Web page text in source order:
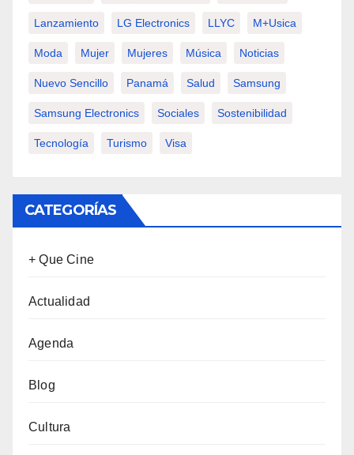
Lanzamiento LG Electronics LLYC M+usica
Moda Mujer Mujeres Música Noticias
Nuevo Sencillo Panamá Salud Samsung
Samsung Electronics Sociales Sostenibilidad
Tecnología Turismo Visa
CATEGORÍAS
+ Que Cine
Actualidad
Agenda
Blog
Cultura